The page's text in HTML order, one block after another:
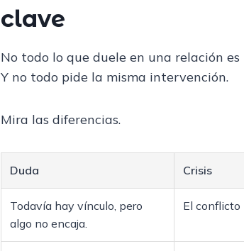
clave
No todo lo que duele en una relación es
Y no todo pide la misma intervención.
Mira las diferencias.
Duda Crisis
Todavía hay vínculo, pero
algo no encaja.
El conflicto